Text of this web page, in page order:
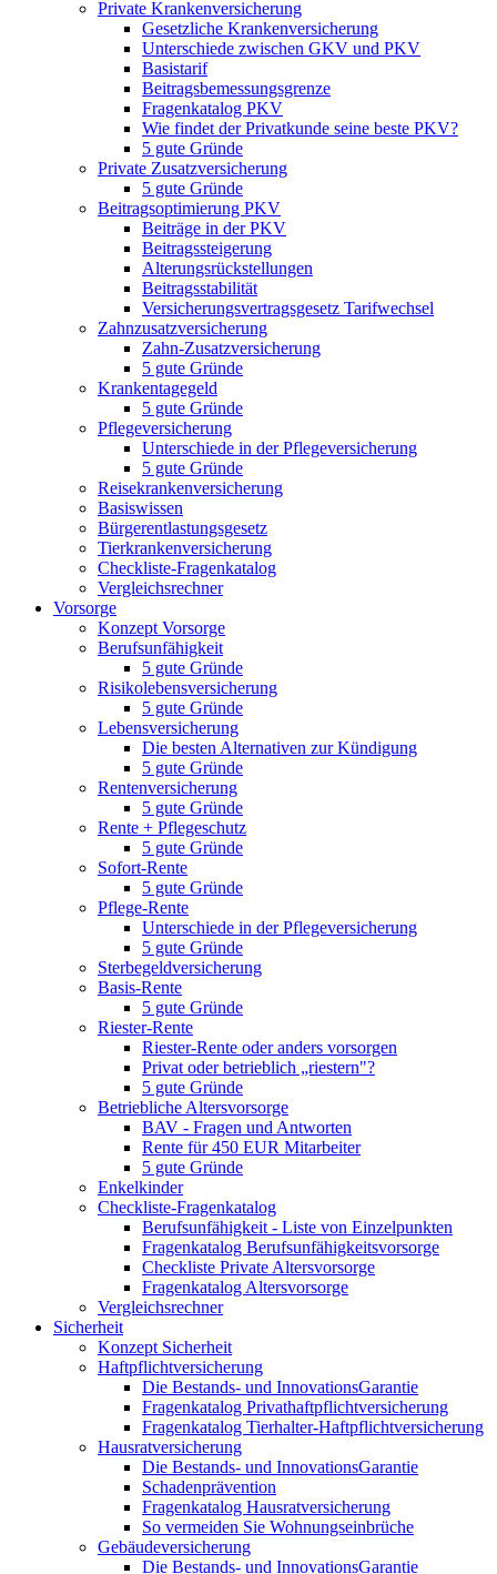
Private Krankenversicherung
Gesetzliche Krankenversicherung
Unterschiede zwischen GKV und PKV
Basistarif
Beitragsbemessungsgrenze
Fragenkatalog PKV
Wie findet der Privatkunde seine beste PKV?
5 gute Gründe
Private Zusatzversicherung
5 gute Gründe
Beitragsoptimierung PKV
Beiträge in der PKV
Beitragssteigerung
Alterungsrückstellungen
Beitragsstabilität
Versicherungsvertragsgesetz Tarifwechsel
Zahnzusatzversicherung
Zahn-Zusatzversicherung
5 gute Gründe
Krankentagegeld
5 gute Gründe
Pflegeversicherung
Unterschiede in der Pflegeversicherung
5 gute Gründe
Reisekrankenversicherung
Basiswissen
Bürgerentlastungsgesetz
Tierkrankenversicherung
Checkliste-Fragenkatalog
Vergleichsrechner
Vorsorge
Konzept Vorsorge
Berufsunfähigkeit
5 gute Gründe
Risikolebensversicherung
5 gute Gründe
Lebensversicherung
Die besten Alternativen zur Kündigung
5 gute Gründe
Rentenversicherung
5 gute Gründe
Rente + Pflegeschutz
5 gute Gründe
Sofort-Rente
5 gute Gründe
Pflege-Rente
Unterschiede in der Pflegeversicherung
5 gute Gründe
Sterbegeldversicherung
Basis-Rente
5 gute Gründe
Riester-Rente
Riester-Rente oder anders vorsorgen
Privat oder betrieblich „riestern"?
5 gute Gründe
Betriebliche Altersvorsorge
BAV - Fragen und Antworten
Rente für 450 EUR Mitarbeiter
5 gute Gründe
Enkelkinder
Checkliste-Fragenkatalog
Berufsunfähigkeit - Liste von Einzelpunkten
Fragenkatalog Berufsunfähigkeitsvorsorge
Checkliste Private Altersvorsorge
Fragenkatalog Altersvorsorge
Vergleichsrechner
Sicherheit
Konzept Sicherheit
Haftpflichtversicherung
Die Bestands- und InnovationsGarantie
Fragenkatalog Privathaftpflichtversicherung
Fragenkatalog Tierhalter-Haftpflichtversicherung
Hausratversicherung
Die Bestands- und InnovationsGarantie
Schadenprävention
Fragenkatalog Hausratversicherung
So vermeiden Sie Wohnungseinbrüche
Gebäudeversicherung
Die Bestands- und InnovationsGarantie